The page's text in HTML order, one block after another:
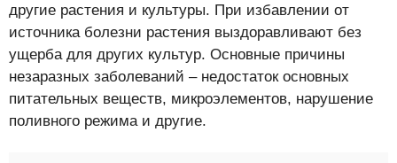
другие растения и культуры. При избавлении от
источника болезни растения выздоравливают без
ущерба для других культур. Основные причины
незаразных заболеваний – недостаток основных
питательных веществ, микроэлементов, нарушение
поливного режима и другие.